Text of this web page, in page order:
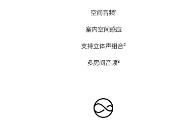
空间音频脚
¹
室内空间感应
支持立体声组合脚
²
多房间音频脚
³